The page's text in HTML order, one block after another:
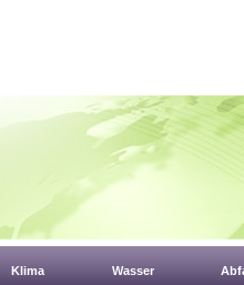
Klima Wasser